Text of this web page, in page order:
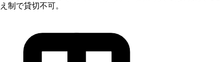
え制で貸切不可。